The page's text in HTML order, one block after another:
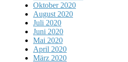
Oktober 2020
August 2020
Juli 2020
Juni 2020
Mai 2020
April 2020
März 2020